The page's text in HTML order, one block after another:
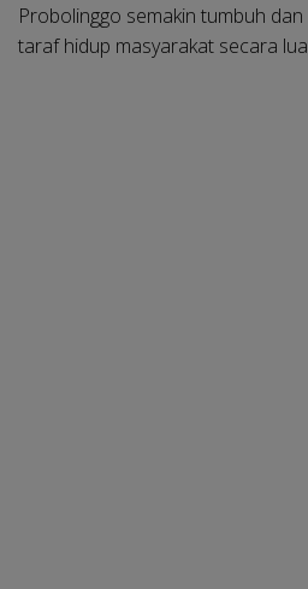
Probolinggo semakin tumbuh
taraf hidup masyarakat secara